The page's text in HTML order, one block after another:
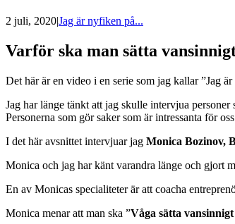
2 juli, 2020|Jag är nyfiken på...
Varför ska man sätta
Det här är en video i en serie som jag kallar ”Jag
Jag har länge tänkt att jag skulle intervjua
Personerna som gör saker som är intressanta för
I det här avsnittet intervjuar jag Monica Bozinov,
Monica och jag har känt varandra länge och gjort
En av Monicas specialiteter är att coacha
Monica menar att man ska ”Våga sätta